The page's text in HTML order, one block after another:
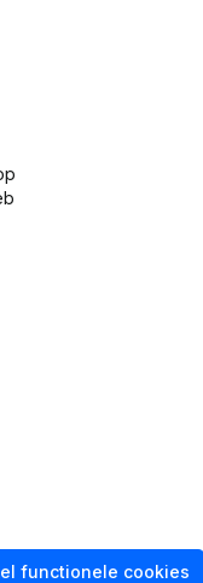
- Statuten (Vertaling,
functionele cookies